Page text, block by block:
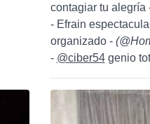
contagiar tu alegría
- Efrain
organizado - (
- @ciber54genio